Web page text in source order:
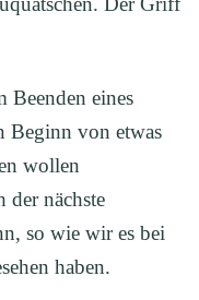
Beenden eines
Beginn von etwas
wollen
der nächste
so wie wir es bei
haben.